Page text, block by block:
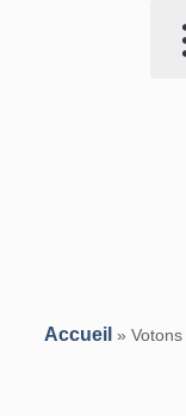
Accueil »